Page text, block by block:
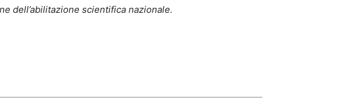
dell’abilitazione scientifica nazionale.